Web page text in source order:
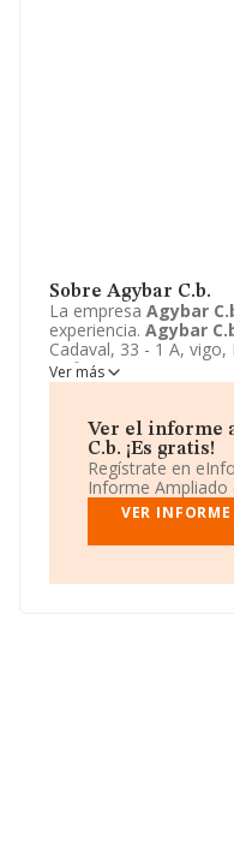
Sobre Agybar C.b.
La empresa Agybar
experiencia. Agybar
Cadaval, 33 - 1 A,
se fine como 6920 -
teneduría de libros,
Ver más
Ver el informe
C.b. ¡Es gratis!
Regístrate en
Informe Ampliado
VER